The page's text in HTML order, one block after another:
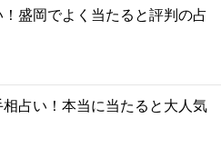
盛岡でよく当たると評判の占
占い！本当に当たると大人気